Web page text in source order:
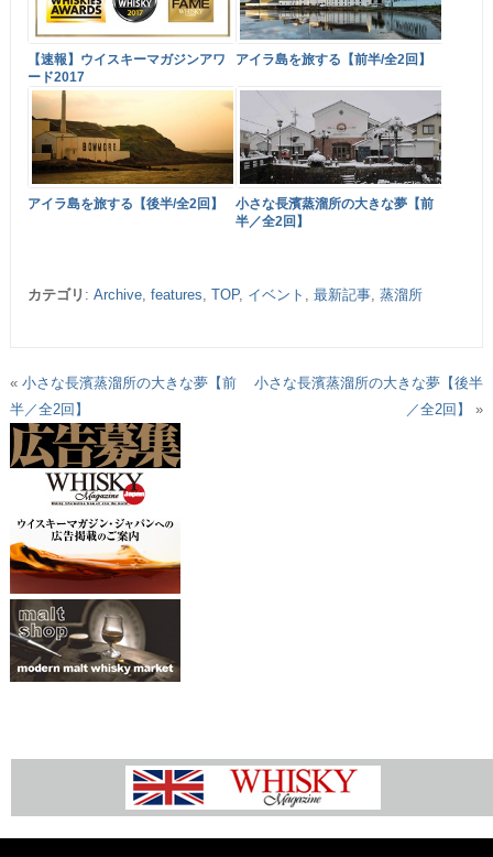
【速報】ウイスキーマガジンアワ
ード2017
アイラ島を旅する【前半/全2回】
アイラ島を旅する【後半/全2回】
小さな長濱蒸溜所の大きな夢【前
半／全2回】
カテゴリ : Archive, features, TOP, イベント , 最新記事, 蒸溜所
« 小さな長濱蒸溜所の大きな夢【前
半／全2回】
小さな長濱蒸溜所の大きな夢【後半
／全2回】
»